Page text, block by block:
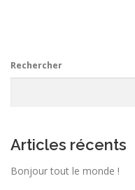
Rechercher
Articles récents
Bonjour tout le monde !